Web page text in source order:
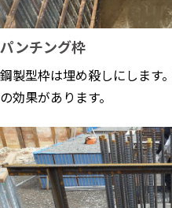
パンチング枠
鋼製型枠は埋め殺しにします
の効果があります。